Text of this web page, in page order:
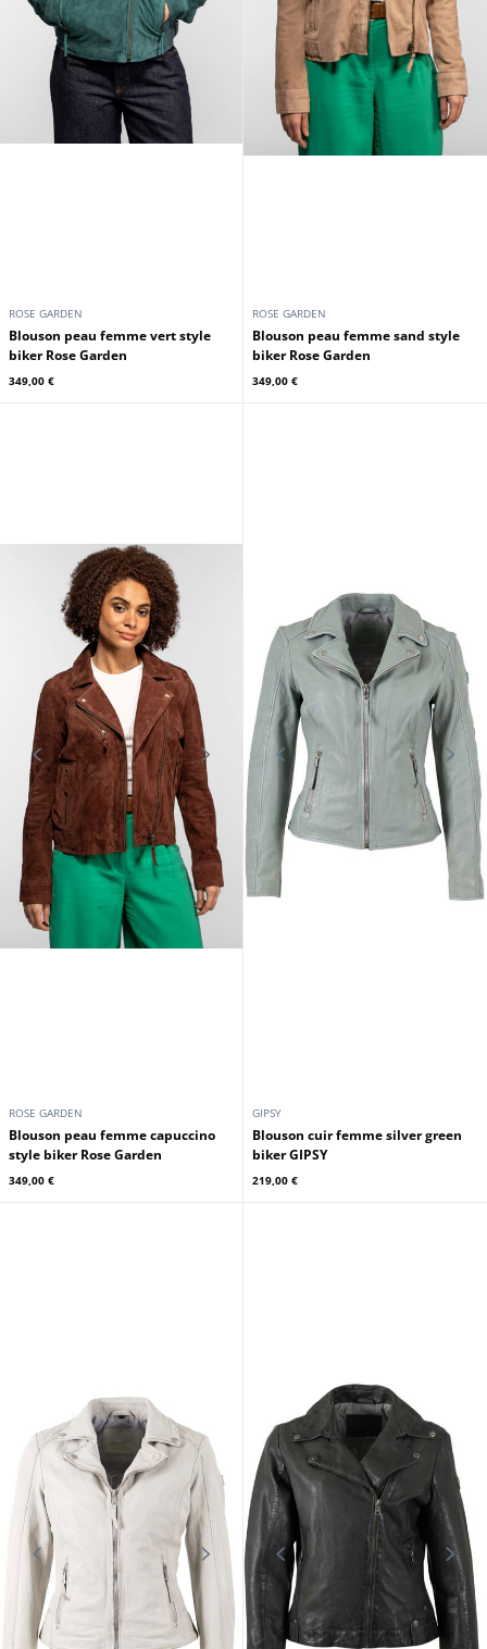
ROSE GARDEN
Blouson peau femme vert style
biker Rose Garden
349,00 €
ROSE GARDEN
Blouson peau femme sand style
biker Rose Garden
349,00 €
ROSE GARDEN
Blouson peau femme capuccino
style biker Rose Garden
349,00 €
GIPSY
Blouson cuir femme silver green
biker GIPSY
219,00 €